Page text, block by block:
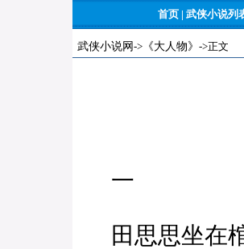
首页 | 武侠小说列
武侠小说网 -> 《大人物》 ->正文
一
田思思坐在